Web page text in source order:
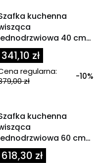
kuchenna
40 cm
1D
341,10 zł
regularna:
zł
-10%
kuchenna
60 cm
1D WYSOKA
618,30 zł